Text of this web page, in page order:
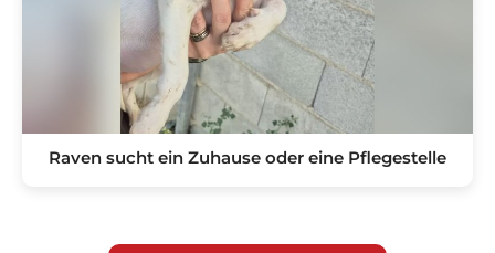
Raven sucht ein Zuhause oder eine Pflegestelle